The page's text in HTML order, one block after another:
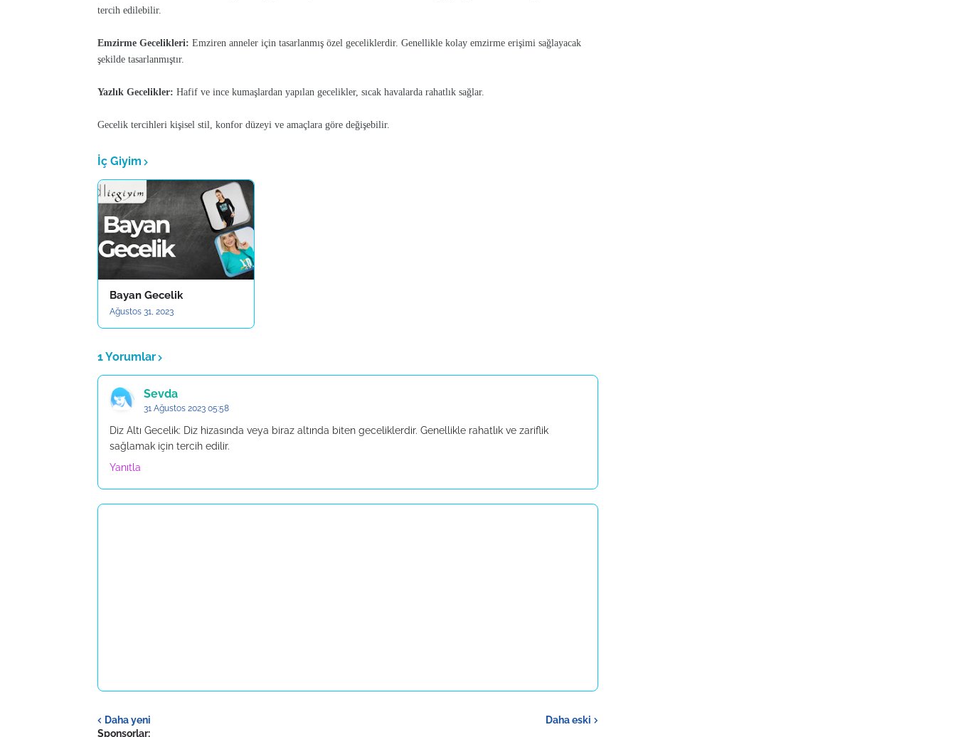
tercih edilebilir.
Emzirme Gecelikleri: Emziren anneler için tasarlanmış özel geceliklerdir. Genellikle kolay emzirme erişimi sağlayacak
şekilde tasarlanmıştır.
Yazlık Gecelikler: Hafif ve ince kumaşlardan yapılan gecelikler, sıcak havalarda rahatlık sağlar.
Gecelik tercihleri kişisel stil, konfor düzeyi ve amaçlara göre değişebilir.
İç Giyim
Bayan Gecelik
Ağustos 31, 2023
1 Yorumlar
Sevda
31 Ağustos 2023 05:58
Diz Altı Gecelik: Diz hizasında veya biraz altında biten geceliklerdir. Genellikle rahatlık ve zariflik
sağlamak için tercih edilir.
Yanıtla
Daha yeni
Daha eski
Sponsorlar: